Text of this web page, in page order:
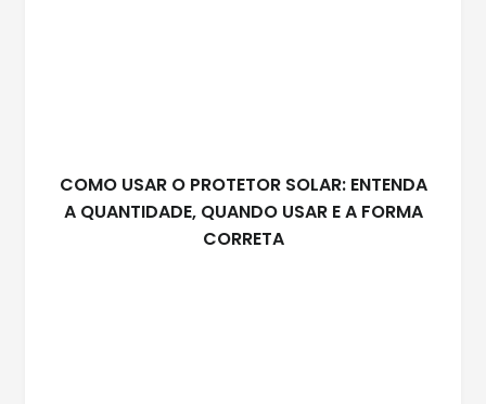
COMO USAR O PROTETOR SOLAR: ENTENDA
A QUANTIDADE, QUANDO USAR E A FORMA
CORRETA